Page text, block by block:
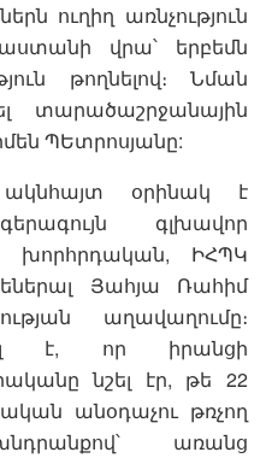
ուղիղ առնչություն
վրա՝ երբեմն
թողնելով։ Նման
տարածաշրջանային
ՊԵտրոսյանը:
օրինակ է
գլխավոր
ԻՀՊԿ
Յահյա Ռահիմ
աղավաղումը։
է, որ իրանցի
նշել էր, թե 22
անօդաչու թռչող
առանց